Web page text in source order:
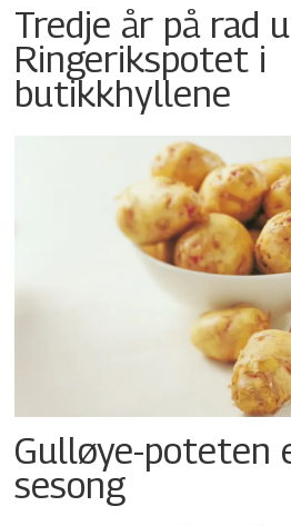
Tredje år på rad
Ringerikspotet i
butikkhyllene
Gulløye-poteten
sesong